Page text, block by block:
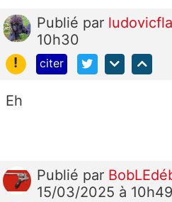
Publié par
10h30
!
citer
Eh
Publié par
15/03/2025 à 10h49